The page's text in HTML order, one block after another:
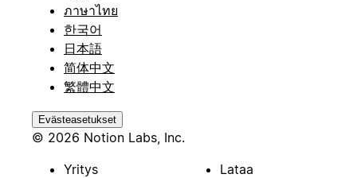
ภาษาไทย
한국어
日本語
简体中文
繁體中文
Evästeasetukset
© 2026 Notion Labs, Inc.
Yritys
Lataa